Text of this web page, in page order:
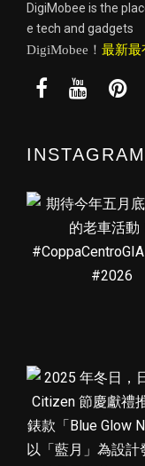
DigiMobee is the
e tech and gadgets
DigiMobee！ 最新最
INSTAGRAM